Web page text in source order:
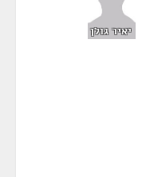
יאיר גולן